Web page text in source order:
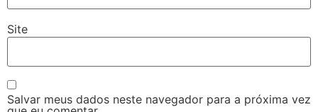
Site
Salvar meus dados neste navegador para a próxima vez